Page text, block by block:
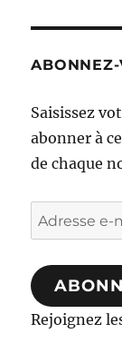
Saisissez
abonner à
de chaque
Adresse
e-
mail
Rejoignez